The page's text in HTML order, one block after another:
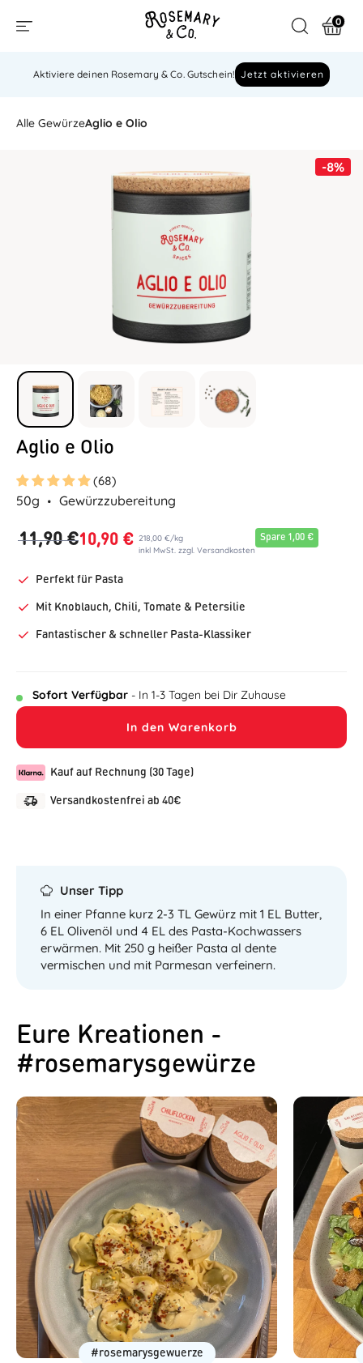
0
Aktiviere deinen Rosemary & Co. Gutschein! Jetzt aktivieren
Alle GewürzeAglio e Olio
-8%
Aglio e Olio
(68)
50g Gewürzzubereitung
11,90 €10,90 € 218,00 €/kg
inkl MwSt. zzgl. Versandkosten
Spare 1,00 €
Perfekt für Pasta
Mit Knoblauch, Chili, Tomate & Petersilie
Fantastischer & schneller Pasta-Klassiker
Sofort Verfügbar- In 1-3 Tagen bei Dir Zuhause
In den Warenkorb
Kauf auf Rechnung (30 Tage)
Versandkostenfrei ab 40€
Unser Tipp
In einer Pfanne kurz 2-3 TL Gewürz mit 1 EL Butter,
6 EL Olivenöl und 4 EL des Pasta-Kochwassers
erwärmen. Mit 250 g heißer Pasta al dente
vermischen und mit Parmesan verfeinern.
Eure Kreationen -
#rosemarysgewürze
#rosemarysgewuerze